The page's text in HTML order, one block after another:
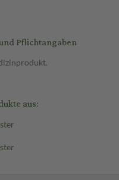
Pflichtangaben
aus: